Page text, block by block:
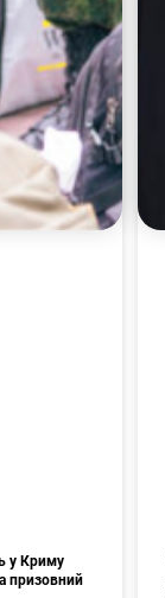
у Криму
призовний